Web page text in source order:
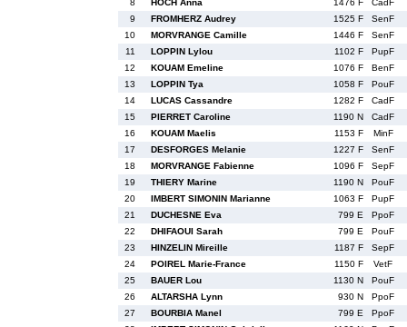
8
HOCH Anna 1476 F
CadF
9
FROMHERZ Audrey 1525 F
SenF
10
MORVRANGE Camille 1446 F
SenF
11
LOPPIN Lylou 1102 F
PupF
12
KOUAM Emeline 1076 F
BenF
13
LOPPIN Tya 1058 F
PouF
14
LUCAS Cassandre 1282 F
CadF
15
PIERRET Caroline 1190 N
CadF
16
KOUAM Maelis 1153 F
MinF
17
DESFORGES Melanie 1227 F
SenF
18
MORVRANGE Fabienne 1096 F
SepF
19
THIERY Marine 1190 N
PouF
20
IMBERT SIMONIN Marianne 1063 F
PupF
21
DUCHESNE Eva 799 E
PpoF
22
DHIFAOUI Sarah 799 E
PouF
23
HINZELIN Mireille 1187 F
SepF
24
POIREL Marie-France 1150 F
VetF
25
BAUER Lou 1130 N
PouF
26
ALTARSHA Lynn 930 N
PpoF
27
BOURBIA Manel 799 E
PpoF